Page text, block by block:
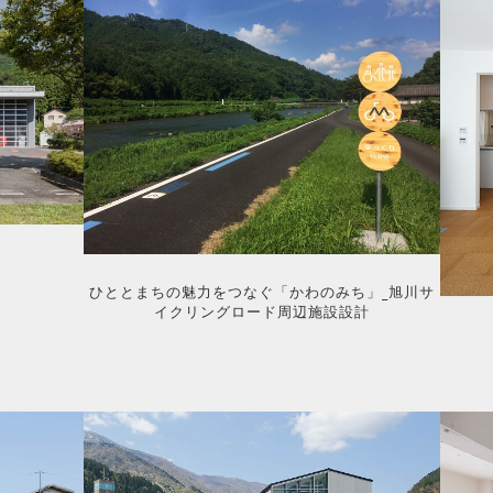
ひととまちの魅力をつなぐ「かわのみち」_旭川サ
イクリングロード周辺施設設計